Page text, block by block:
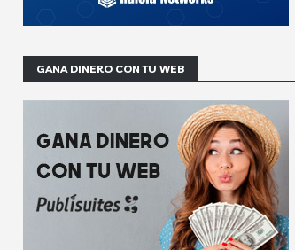
GANA DINERO CON TU WEB